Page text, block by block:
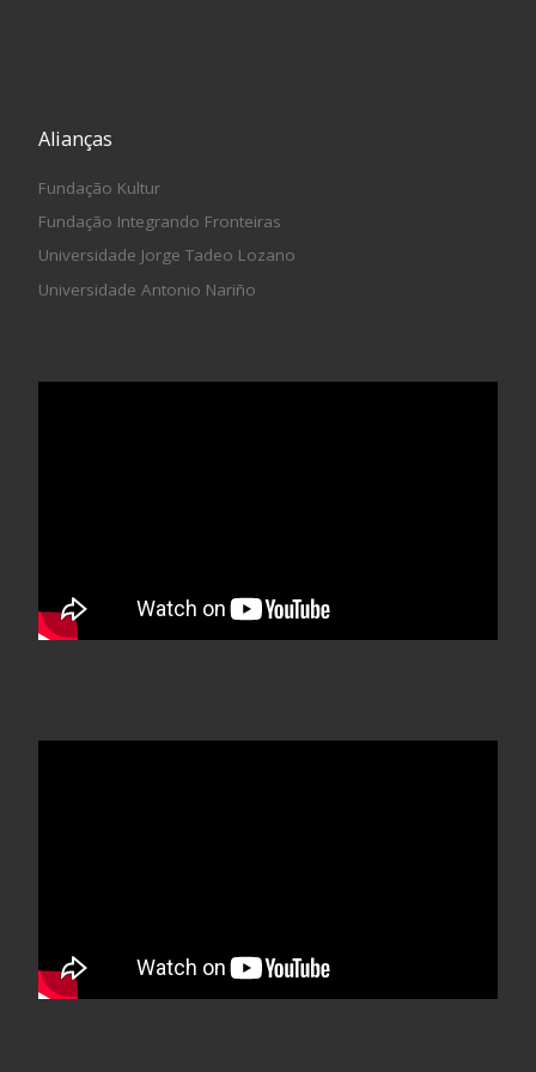
Alianças
Fundação Kultur
Fundação Integrando Fronteiras
Universidade Jorge Tadeo Lozano
Universidade Antonio Nariño